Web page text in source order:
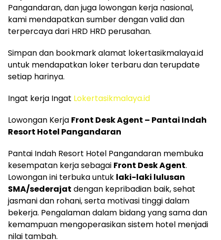
Pangandaran, dan juga lowongan kerja nasional,
kami mendapatkan sumber dengan valid dan
terpercaya dari HRD HRD perusahan.
Simpan dan bookmark alamat lokertasikmalaya.id
untuk mendapatkan loker terbaru dan terupdate
setiap harinya.
Ingat kerja Ingat Lokertasikmalaya.id
Lowongan Kerja Front Desk Agent – Pantai Indah
Resort Hotel Pangandaran
Pantai Indah Resort Hotel Pangandaran membuka
kesempatan kerja sebagai Front Desk Agent.
Lowongan ini terbuka untuk laki-laki lulusan
SMA/sederajat dengan kepribadian baik, sehat
jasmani dan rohani, serta motivasi tinggi dalam
bekerja. Pengalaman dalam bidang yang sama dan
kemampuan mengoperasikan sistem hotel menjadi
nilai tambah.